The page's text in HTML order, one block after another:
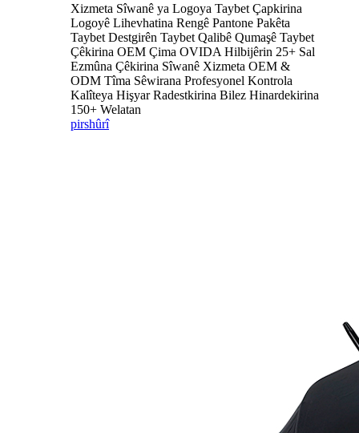
Xizmeta Sîwanê ya Logoya Taybet Çapkirina
Logoyê Lihevhatina Rengê Pantone Pakêta
Taybet Destgirên Taybet Qalibê Qumaşê Taybet
Çêkirina OEM Çima OVIDA Hilbijêrin 25+ Sal
Ezmûna Çêkirina Sîwanê Xizmeta OEM &
ODM Tîma Sêwirana Profesyonel Kontrola
Kalîteya Hişyar Radestkirina Bilez Hinardekirina
150+ Welatan
pirshûrî